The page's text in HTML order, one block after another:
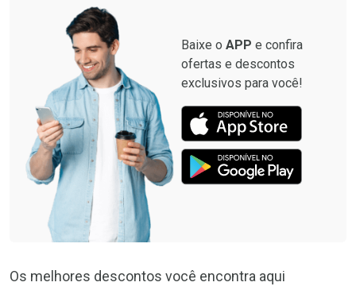
Baixe o APP e confira
ofertas e descontos
exclusivos para você!
Os melhores descontos você encontra aqui